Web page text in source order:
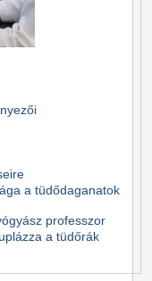
a tüdődaganatok
professzor
a tüdőrák